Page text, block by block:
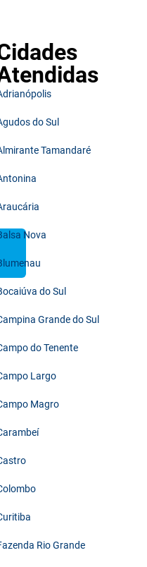
do Sul
Tamandaré
Nova
do Sul
Grande do Sul
do Tenente
Largo
Magro
Rio Grande